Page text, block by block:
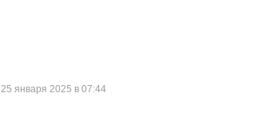
25 января 2025 в 07:44